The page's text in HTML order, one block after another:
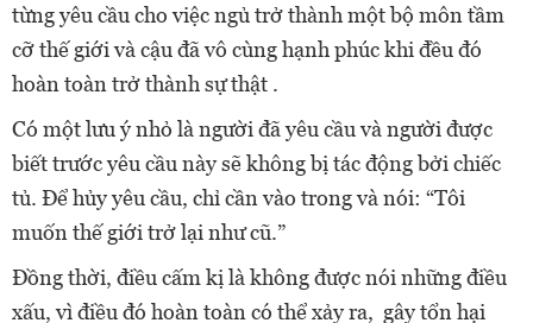
từng yêu cầu cho việc ngủ trở thành một bộ môn tầm
cỡ thế giới và cậu đã vô cùng hạnh phúc khi đều đó
hoàn toàn trở thành sự thật .
Có một lưu ý nhỏ là người đã yêu cầu và người được
biết trước yêu cầu này sẽ không bị tác động bởi chiếc
tủ. Để hủy yêu cầu, chỉ cần vào trong và nói: “Tôi
muốn thế giới trở lại như cũ.”
Đồng thời, điều cấm kị là không được nói những điều
xấu, vì điều đó hoàn toàn có thể xảy ra, gây tổn hại